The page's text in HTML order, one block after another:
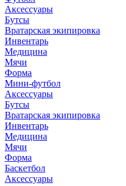
Аксессуары
Бутсы
Вратарская экипировка
Инвентарь
Медицина
Мячи
Форма
Мини-футбол
Аксессуары
Бутсы
Вратарская экипировка
Инвентарь
Медицина
Мячи
Форма
Баскетбол
Аксессуары